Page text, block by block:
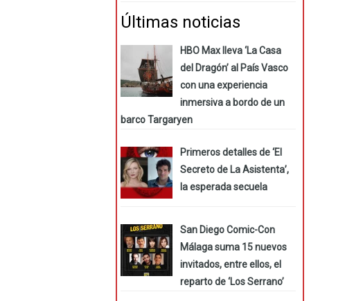
Últimas noticias
HBO Max lleva ‘La Casa
del Dragón’ al País Vasco
con una experiencia
inmersiva a bordo de un
barco Targaryen
Primeros detalles de ‘El
Secreto de La Asistenta’,
la esperada secuela
San Diego Comic-Con
Málaga suma 15 nuevos
invitados, entre ellos, el
reparto de ‘Los Serrano’